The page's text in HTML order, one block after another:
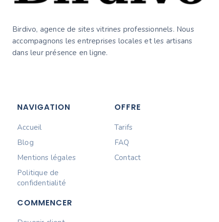
Birdivo, agence de sites vitrines professionnels. Nous
accompagnons les entreprises locales et les artisans
dans leur présence en ligne.
NAVIGATION
Accueil
Blog
Mentions légales
Politique de
confidentialité
OFFRE
Tarifs
FAQ
Contact
COMMENCER